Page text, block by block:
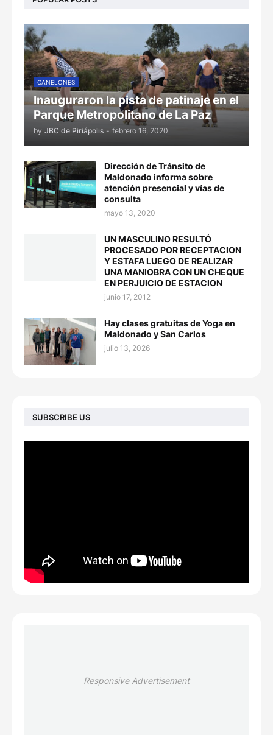
CANELONES
Inauguraron la pista de patinaje en el
Parque Metropolitano de La Paz
by JBC de Piriápolis - febrero 16, 2020
Dirección de Tránsito de
Maldonado informa sobre
atención presencial y vías de
consulta
mayo 13, 2020
UN MASCULINO RESULTÓ
PROCESADO POR RECEPTACION
Y ESTAFA LUEGO DE REALIZAR
UNA MANIOBRA CON UN CHEQUE
EN PERJUICIO DE ESTACION
junio 17, 2012
Hay clases gratuitas de Yoga en
Maldonado y San Carlos
julio 13, 2026
SUBSCRIBE US
Responsive Advertisement